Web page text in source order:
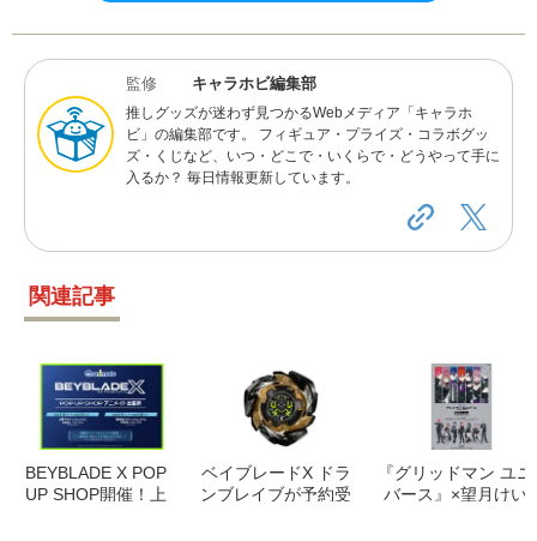
監修 キャラホビ編集部
推しグッズが迷わず見つかるWebメディア「キャラホ
ビ」の編集部です。 フィギュア・プライズ・コラボグッ
ズ・くじなど、いつ・どこで・いくらで・どうやって手に
入るか？ 毎日情報更新しています。
関連記事
BEYBLADE X POP
UP SHOP開催！上
ベイブレードX ドラ
ンブレイブが予約受
『グリッドマン ユニ
バース』×望月けい